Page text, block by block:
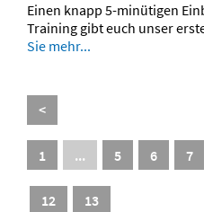
Einen knapp 5-minütigen
Training gibt euch unser
Sie mehr...
<
1 ... 5 6 7
12 13